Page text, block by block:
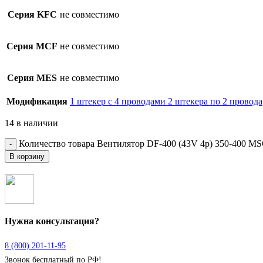
Серия KFC не совместимо
Серия MCF не совместимо
Серия MES не совместимо
Модификация 1 штекер с 4 проводами 2 штекера по 2 провода
14 в наличии
Количество товара Вентилятор DF-400 (43V 4p) 350-400
В корзину
Нужна консультация?
8 (800) 201-11-95
Звонок бесплатный по РФ!